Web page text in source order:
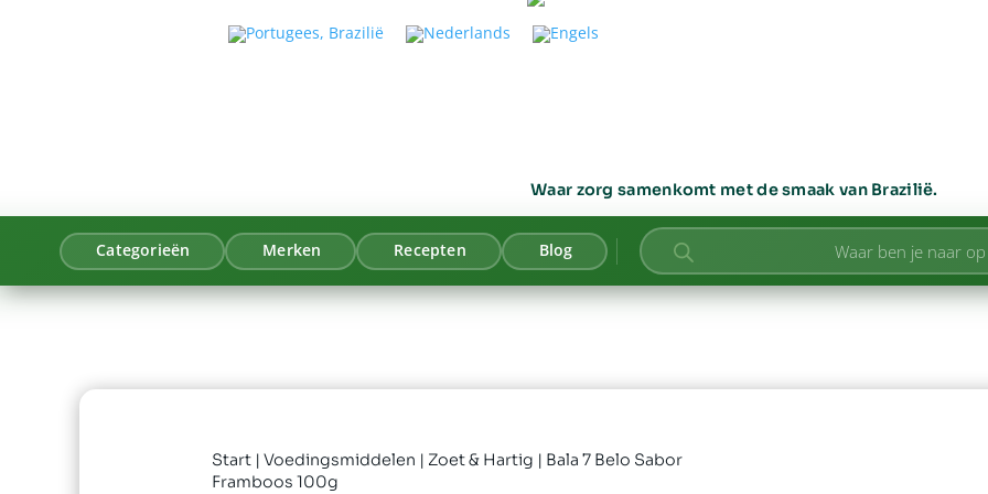
Waar zorg samenkomt met de smaak van Brazilië.
Categorieën Merken Recepten Blog Producten
zoeken
Start | Voedingsmiddelen | Zoet & Hartig | Bala 7 Belo Sabor
Framboos 100g